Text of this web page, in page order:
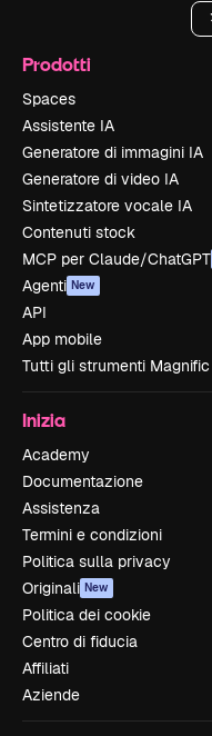
Prodotti
Spaces
Assistente IA
Generatore di immagini IA
Generatore di video IA
Sintetizzatore vocale IA
Contenuti stock
MCP per Claude/ChatGPT
Agenti New
API
App mobile
Tutti gli strumenti Magnific
Inizia
Academy
Documentazione
Assistenza
Termini e condizioni
Politica sulla privacy
Originali New
Politica dei cookie
Centro di fiducia
Affiliati
Aziende